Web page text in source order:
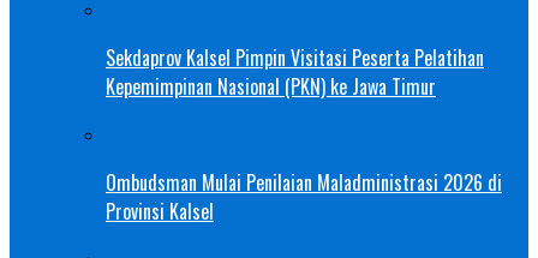
Sekdaprov Kalsel Pimpin Visitasi Peserta Pelatihan
Kepemimpinan Nasional (PKN) ke Jawa Timur
Ombudsman Mulai Penilaian Maladministrasi 2026 di
Provinsi Kalsel